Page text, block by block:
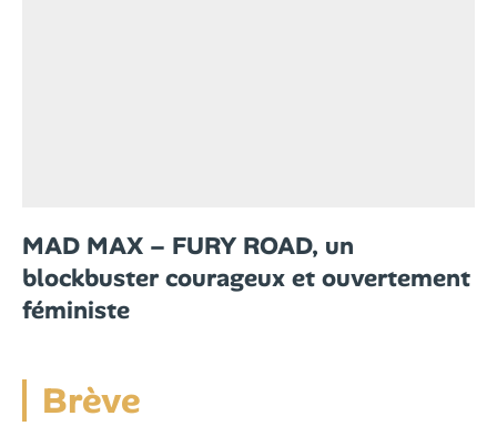
MAD MAX – FURY ROAD, un
blockbuster courageux et ouvertement
féministe
Brève